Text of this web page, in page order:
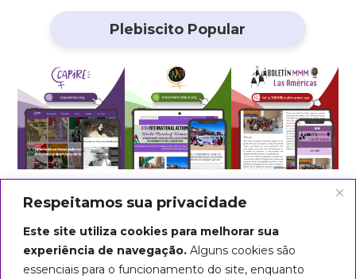
Respeitamos sua privacidade
Este site utiliza cookies para melhorar sua
experiência de navegação. Alguns cookies são
essenciais para o funcionamento do site, enquanto
Plebiscito Popular